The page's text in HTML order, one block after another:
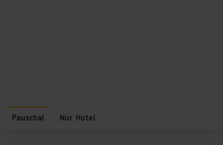
Pauschal Nur Hotel